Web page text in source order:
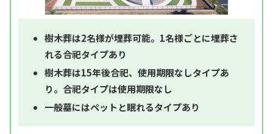
樹木葬は2名様が埋葬可能。1名様ごとに埋葬さ
れる合祀タイプあり
樹木葬は15年後合祀、使用期限なしタイプあ
り。合祀タイプは使用期限なし
一般墓にはペットと眠れるタイプあり